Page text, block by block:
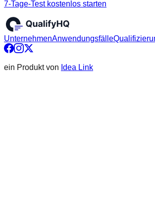
7-Tage-Test kostenlos starten
UnternehmenAnwendungsfälle
ein Produkt von Idea Link